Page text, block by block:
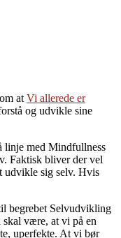
at Vi allerede er
og udvikle sine
linje med Mindfullness
Faktisk bliver der vel
udvikle sig selv. Hvis
begrebet Selvudvikling
være, at vi på en
uperfekte. At vi bør